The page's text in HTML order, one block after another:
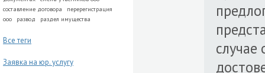
составление договора
перерегистрация
ооо
развод раздел имущества
Все теги
Заявка на юр. услугу
случае